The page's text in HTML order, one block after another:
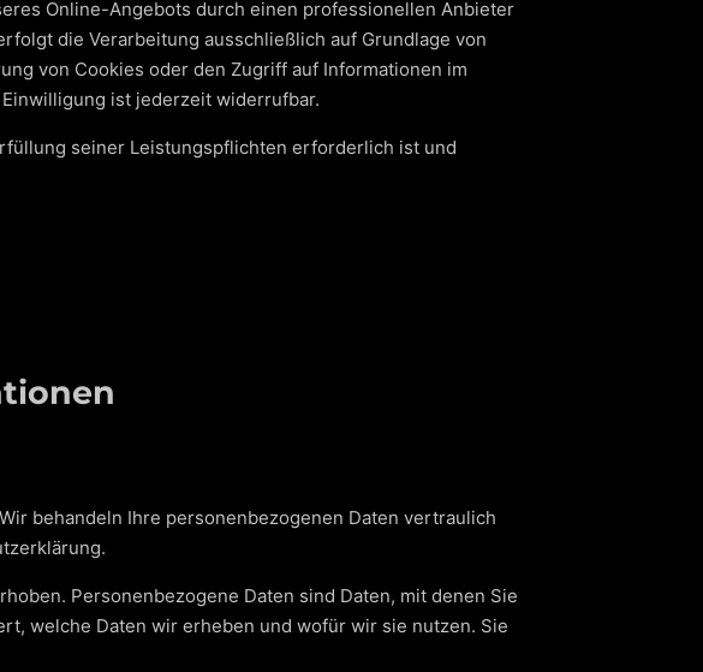
Online-Angebots durch einen professionellen Anbieter
die Verarbeitung ausschließlich auf Grundlage von
von Cookies oder den Zugriff auf Informationen im
ist jederzeit widerrufbar.
seiner Leistungspflichten erforderlich ist und
behandeln Ihre personenbezogenen Daten vertraulich
Personenbezogene Daten sind Daten, mit denen Sie
welche Daten wir erheben und wofür wir sie nutzen. Sie